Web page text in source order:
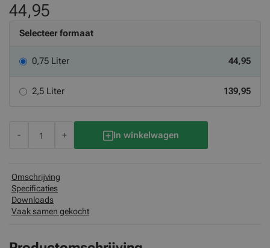
44,95
Selecteer formaat
0,75 Liter 44,95
2,5 Liter 139,95
- + In winkelwagen
Omschrijving
Specificaties
Downloads
Vaak samen gekocht